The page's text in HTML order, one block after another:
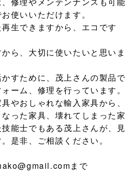
使いいただけます。
生できますから、エコです
ら、大切に使いたいと思いま
すために、茂上さんの製品で
ーム、修理を行っています。
やおしゃれな輸入家具から、
った家具、壊れてしまった家
能士でもある茂上さんが、見
是非、ご相談ください。
まで